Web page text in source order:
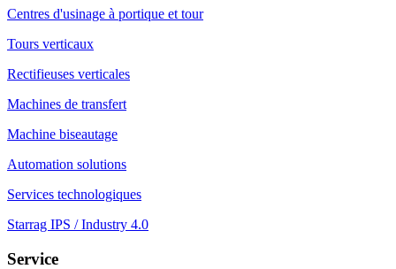
Centres d'usinage à portique et tour
Tours verticaux
Rectifieuses verticales
Machines de transfert
Machine biseautage
Automation solutions
Services technologiques
Starrag IPS / Industry 4.0
Service